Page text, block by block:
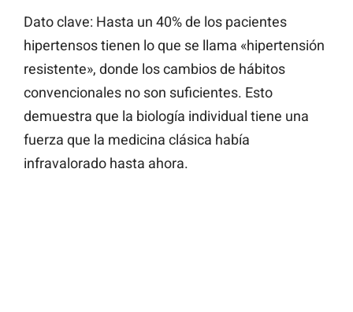
Dato clave: Hasta un 40% de los pacientes
hipertensos tienen lo que se llama «hipertensión
resistente», donde los cambios de hábitos
convencionales no son suficientes. Esto
demuestra que la biología individual tiene una
fuerza que la medicina clásica había
infravalorado hasta ahora.